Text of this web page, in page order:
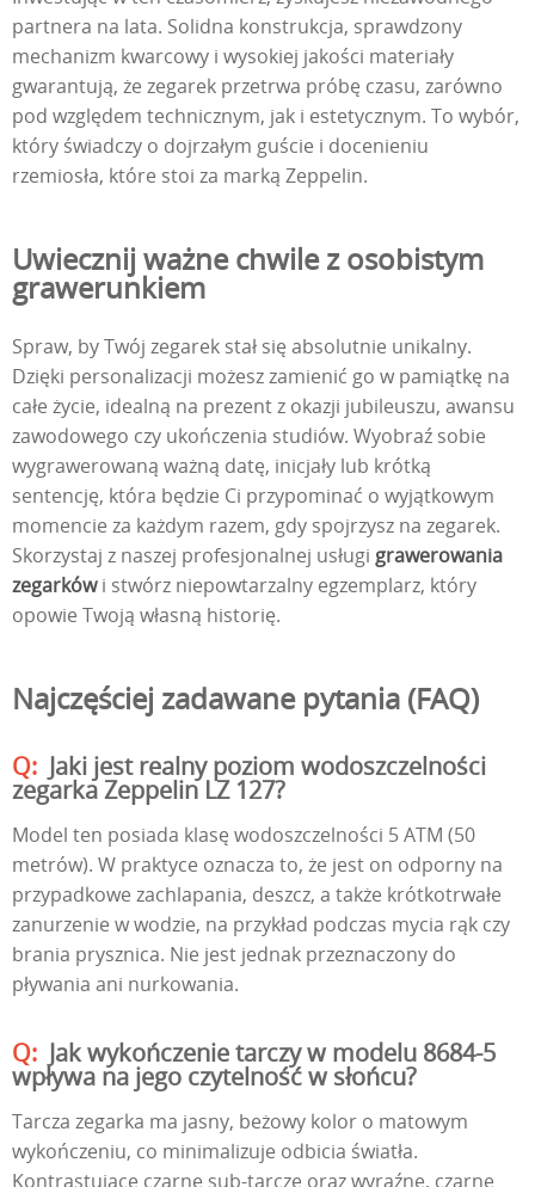
partnera na lata. Solidna konstrukcja, sprawdzony
mechanizm kwarcowy i wysokiej jakości materiały
gwarantują, że zegarek przetrwa próbę czasu, zarówno
pod względem technicznym, jak i estetycznym. To wybór,
który świadczy o dojrzałym guście i docenieniu
rzemiosła, które stoi za marką Zeppelin.
Uwiecznij ważne chwile z osobistym
grawerunkiem
Spraw, by Twój zegarek stał się absolutnie unikalny.
Dzięki personalizacji możesz zamienić go w pamiątkę na
całe życie, idealną na prezent z okazji jubileuszu, awansu
zawodowego czy ukończenia studiów. Wyobraź sobie
wygrawerowaną ważną datę, inicjały lub krótką
sentencję, która będzie Ci przypominać o wyjątkowym
momencie za każdym razem, gdy spojrzysz na zegarek.
Skorzystaj z naszej profesjonalnej usługi grawerowania
zegarkówi stwórz niepowtarzalny egzemplarz, który
opowie Twoją własną historię.
Najczęściej zadawane pytania (FAQ)
Jaki jest realny poziom wodoszczelności
zegarka Zeppelin LZ 127?
Model ten posiada klasę wodoszczelności 5 ATM (50
metrów). W praktyce oznacza to, że jest on odporny na
przypadkowe zachlapania, deszcz, a także krótkotrwałe
zanurzenie w wodzie, na przykład podczas mycia rąk czy
brania prysznica. Nie jest jednak przeznaczony do
pływania ani nurkowania.
Jak wykończenie tarczy w modelu 8684-5
wpływa na jego czytelność w słońcu?
Tarcza zegarka ma jasny, beżowy kolor o matowym
wykończeniu, co minimalizuje odbicia światła.
Kontrastujące czarne sub-tarcze oraz wyraźne, czarne